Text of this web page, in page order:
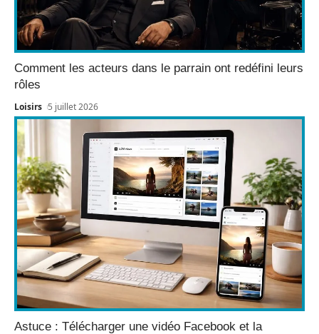
Comment les acteurs dans le parrain ont redéfini leurs
rôles
Loisirs 5 juillet 2026
Astuce : Télécharger une vidéo Facebook et la